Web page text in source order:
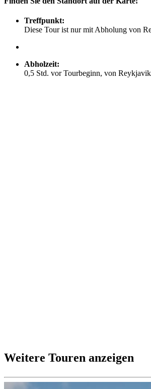
Treffpunkt:
Diese Tour ist nur mit Abholung von
Abholzeit:
0,5 Std. vor Tourbeginn, von Reykjavik
Weitere Touren anzeigen